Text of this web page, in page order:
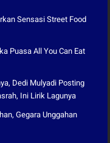
Sensasi Street Food
Puasa All You Can Eat
Dedi Mulyadi Posting
Ini Lirik Lagunya
Gegara Unggahan